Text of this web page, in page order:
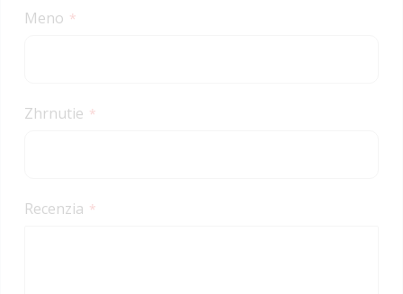
Meno
Zhrnutie
Recenzia